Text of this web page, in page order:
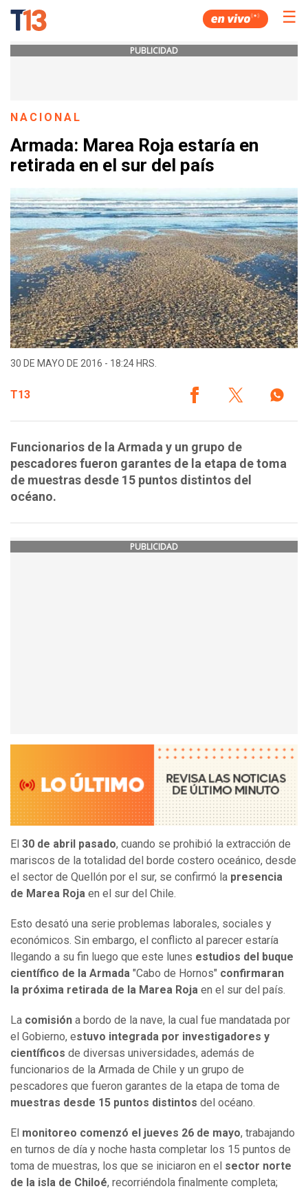
☰
PUBLICIDAD
NACIONAL
Armada: Marea Roja estaría en
retirada en el sur del país
30 DE MAYO DE 2016 - 18:24 HRS.
T13
Funcionarios de la Armada y un grupo de
pescadores fueron garantes de la etapa de toma
de muestras desde 15 puntos distintos del
océano.
PUBLICIDAD
El 30 de abril pasado, cuando se prohibió la extracción de
mariscos de la totalidad del borde costero oceánico, desde
el sector de Quellón por el sur, se confirmó la presencia
de Marea Roja en el sur del Chile.
Esto desató una serie problemas laborales, sociales y
económicos. Sin embargo, el conflicto al parecer estaría
llegando a su fin luego que este lunes estudios del buque
científico de la Armada "Cabo de Hornos" confirmaran
la próxima retirada de la Marea Roja en el sur del país.
La comisión a bordo de la nave, la cual fue mandatada por
el Gobierno, estuvo integrada por investigadores y
científicos de diversas universidades, además de
funcionarios de la Armada de Chile y un grupo de
pescadores que fueron garantes de la etapa de toma de
muestras desde 15 puntos distintos del océano.
El monitoreo comenzó el jueves 26 de mayo, trabajando
en turnos de día y noche hasta completar los 15 puntos de
toma de muestras, los que se iniciaron en el sector norte
de la isla de Chiloé, recorriéndola finalmente completa;